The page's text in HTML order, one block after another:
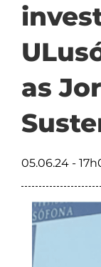
as
05.06.24 -